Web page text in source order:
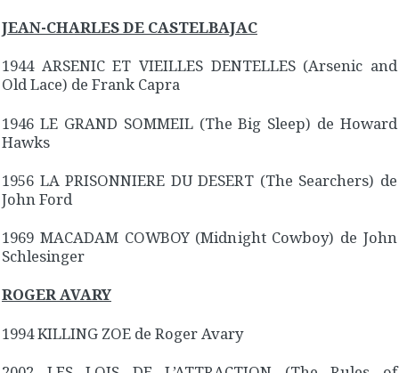
JEAN-CHARLES DE CASTELBAJAC
1944 ARSENIC ET VIEILLES DENTELLES (Arsenic and
Old Lace) de Frank Capra
1946 LE GRAND SOMMEIL (The Big Sleep) de Howard
Hawks
1956 LA PRISONNIERE DU DESERT (The Searchers) de
John Ford
1969 MACADAM COWBOY (Midnight Cowboy) de John
Schlesinger
ROGER AVARY
1994 KILLING ZOE de Roger Avary